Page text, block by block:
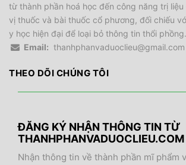
từ thành phần hoá học đến công năng trị liệu
vị thuốc và bài thuốc cổ phương, đối chiếu
y học hiện đại để loại bỏ thông tin thổi phồng.
Email: thanhphanvaduoclieu@gmail.com
THEO DÕI CHÚNG TÔI
ĐĂNG KÝ NHẬN THÔNG TIN TỪ
THANHPHANVADUOCLIEU.COM
Nhận thông tin về thành phần mĩ phẩm